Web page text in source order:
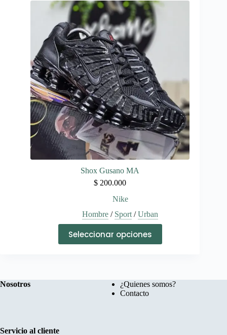
variantes.
Las
opciones
se
pueden
elegir
en
la
página
de
producto
Shox Gusano MA
$ 200.000
Nike
Hombre / Sport /Urban
Seleccionar opciones
producto
tiene
opciones
se
Nosotros
¿Quienes somos?
Contacto
Servicio al cliente